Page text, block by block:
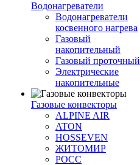
Водонагреватели
Водонагреватели
косвенного нагрева
Газовый
накопительный
Газовый проточный
Электрические
накопительные
Газовые конвекторы
ALPINE AIR
ATON
HOSSEVEN
ЖИТОМИР
РОСС